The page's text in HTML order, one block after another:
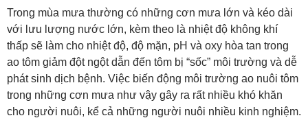
Trong mùa mưa thường có những cơn mưa lớn và kéo dài
với lưu lượng nước lớn, kèm theo là nhiệt độ không khí
thấp sẽ làm cho nhiệt độ, độ mặn, pH và oxy hòa tan trong
ao tôm giảm đột ngột dẫn đến tôm bị “sốc” môi trường và dễ
phát sinh dịch bệnh. Việc biến động môi trường ao nuôi tôm
trong những cơn mưa như vậy gây ra rất nhiều khó khăn
cho người nuôi, kể cả những người nuôi nhiều kinh nghiệm.